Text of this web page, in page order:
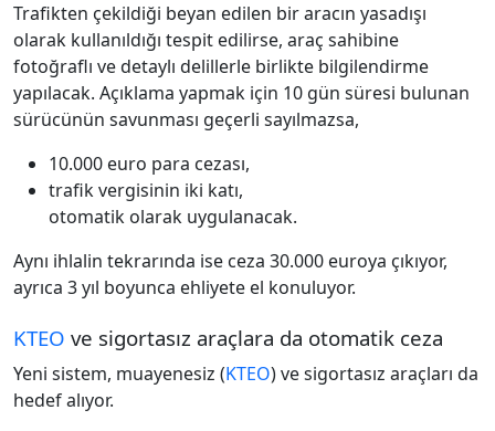
Trafikten çekildiği beyan edilen bir aracın yasadışı
olarak kullanıldığı tespit edilirse, araç sahibine
fotoğraflı ve detaylı delillerle birlikte bilgilendirme
yapılacak. Açıklama yapmak için 10 gün süresi bulunan
sürücünün savunması geçerli sayılmazsa,
10.000 euro para cezası,
trafik vergisinin iki katı,
otomatik olarak uygulanacak.
Aynı ihlalin tekrarında ise ceza 30.000 euroya çıkıyor,
ayrıca 3 yıl boyunca ehliyete el konuluyor.
KTEO ve sigortasız araçlara da otomatik ceza
Yeni sistem, muayenesiz (KTEO) ve sigortasız araçları da
hedef alıyor.